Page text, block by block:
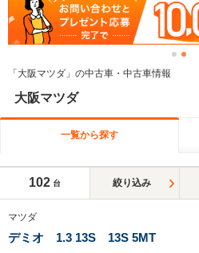
「大阪マツダ」の中古車・中古車情報
大阪マツダ
一覧から探す
102 台 絞り込み
マツダ
デミオ 1.3 13S 13S 5MT